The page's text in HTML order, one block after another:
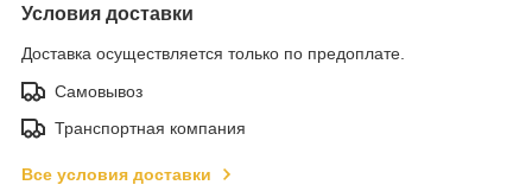
Условия доставки
Доставка осуществляется только по предоплате.
Самовывоз
Транспортная компания
Все условия доставки